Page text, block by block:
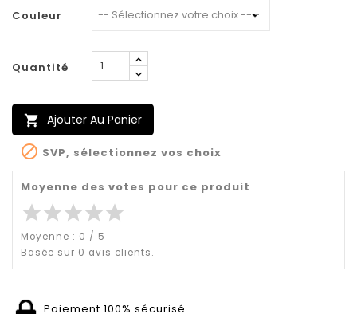
Couleur
Quantité
 Ajouter Au Panier
 SVP, sélectionnez vos choix
Moyenne des votes pour ce produit
starstarstarstarstar
Moyenne : 0 / 5
Basée sur 0 avis clients.
Paiement 100% sécurisé